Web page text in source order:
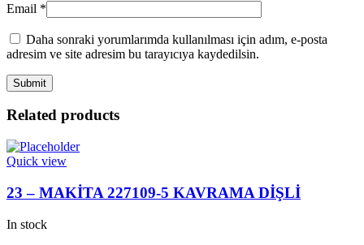
Email *
Daha sonraki yorumlarımda kullanılması için adım, e-posta
adresim ve site adresim bu tarayıcıya kaydedilsin.
Related products
Quick view
23 – MAKİTA 227109-5 KAVRAMA DİŞLİ
In stock